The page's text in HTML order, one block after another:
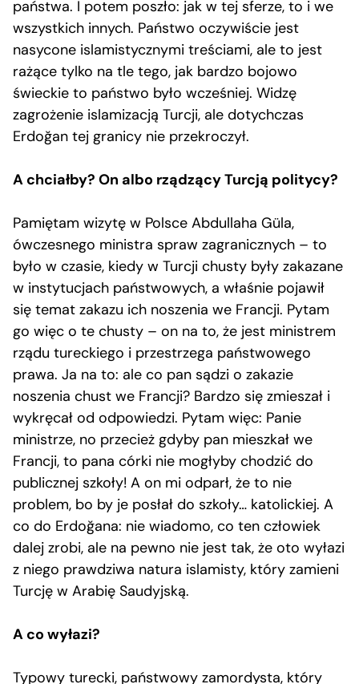
państwa. I potem poszło: jak w tej sferze, to i we
wszystkich innych. Państwo oczywiście jest
nasycone islamistycznymi treściami, ale to jest
rażące tylko na tle tego, jak bardzo bojowo
świeckie to państwo było wcześniej. Widzę
zagrożenie islamizacją Turcji, ale dotychczas
Erdoğan tej granicy nie przekroczył.
A chciałby? On albo rządzący Turcją politycy?
Pamiętam wizytę w Polsce Abdullaha Güla,
ówczesnego ministra spraw zagranicznych – to
było w czasie, kiedy w Turcji chusty były zakazane
w instytucjach państwowych, a właśnie pojawił
się temat zakazu ich noszenia we Francji. Pytam
go więc o te chusty – on na to, że jest ministrem
rządu tureckiego i przestrzega państwowego
prawa. Ja na to: ale co pan sądzi o zakazie
noszenia chust we Francji? Bardzo się zmieszał i
wykręcał od odpowiedzi. Pytam więc: Panie
ministrze, no przecież gdyby pan mieszkał we
Francji, to pana córki nie mogłyby chodzić do
publicznej szkoły! A on mi odparł, że to nie
problem, bo by je posłał do szkoły… katolickiej. A
co do Erdoğana: nie wiadomo, co ten człowiek
dalej zrobi, ale na pewno nie jest tak, że oto wyłazi
z niego prawdziwa natura islamisty, który zamieni
Turcję w Arabię Saudyjską.
A co wyłazi?
Typowy turecki, państwowy zamordysta, który